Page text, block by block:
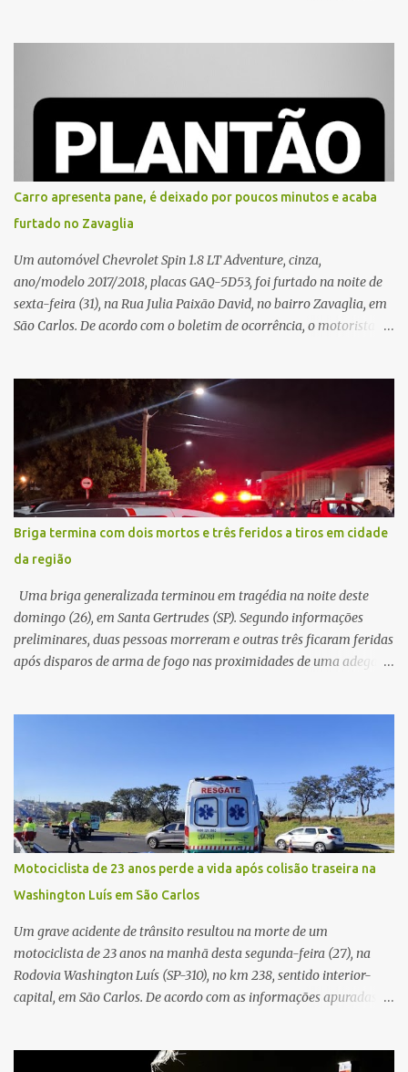
proximidades. Ainda conforme o registro policial, a vítima relatou
que, ao receber a entrega, voltou a ser ofendida com palavras de
baixo calão e insultos. Ela informou à Polícia Civil que mora
sozinha e que se sentiu ameaçada, coagida e humilhada com a
situação. Fonte: São Carlos Agora
Carro apresenta pane, é deixado por poucos minutos e acaba
furtado no Zavaglia
Um automóvel Chevrolet Spin 1.8 LT Adventure, cinza,
ano/modelo 2017/2018, placas GAQ-5D53, foi furtado na noite de
sexta-feira (31), na Rua Julia Paixão David, no bairro Zavaglia, em
São Carlos. De acordo com o boletim de ocorrência, o motorista
partida. Ainda segundo o registro policial, o condutor estacionou o
carro, certificou-se de que todas as portas estavam trancadas,
permaneceu com a chave de ignição e se ausentou do local por
cerca de dez minutos para buscar ajuda. Ao retornar, constatou
que o automóvel havia desaparecido. A vítima realizou buscas
pelas imediações, mas não conseguiu localizar o veículo.
Conforme o boletim, um menino de aproximadamente 10 anos
relatou ter visto a Spin passando pelo local fazendo um forte ruído,
característica compatível com o problema mecânico que o veículo
já apresentava antes do furto. O carro possui seguro e, segundo a
v...
Briga termina com dois mortos e três feridos a tiros em cidade
da região
Uma briga generalizada terminou em tragédia na noite deste
domingo (26), em Santa Gertrudes (SP). Segundo informações
preliminares, duas pessoas morreram e outras três ficaram feridas
após disparos de arma de fogo nas proximidades de uma adega. O
diversos disparos. Duas vítimas morreram ainda no local. Outras
três pessoas foram baleadas e socorridas. Até o momento, não
foram divulgadas informações oficiais sobre o estado de saúde dos
feridos. Equipes da Polícia Militar de Santa Gertrudes atenderam a
ocorrência e isolaram a área para o trabalho da perícia. Até a
última atualização, nenhum suspeito havia sido preso. A Polícia
Civil investigará a motivação da briga, a autoria dos disparos e as
circunstâncias do crime. A ocorrência segue em anda...
Motociclista de 23 anos perde a vida após colisão traseira na
Washington Luís em São Carlos
Um grave acidente de trânsito resultou na morte de um
motociclista de 23 anos na manhã desta segunda-feira (27), na
Rodovia Washington Luís (SP-310), no km 238, sentido interior-
capital, em São Carlos. De acordo com as informações apuradas no
veículo, o trânsito estava lento e congestionado devido a obras